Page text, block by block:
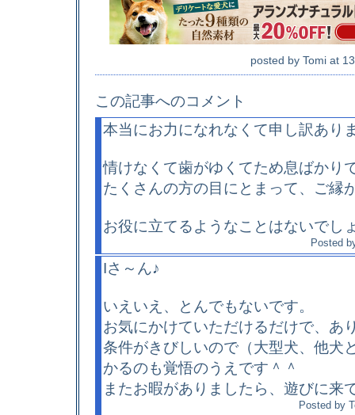
posted by Tomi at
この記事へのコメント
本当にお力になれなくて申し訳あり
情けなくて歯がゆくてため息ばかり
たくさんの方の目にとまって、ご縁
お役に立てるようなことはないでし
Posted
Iさ～ん♪
いえいえ、とんでもないです。
お気にかけていただけるだけで、あ
条件がきびしいので（大型犬、他犬
かるのも覚悟のうえです＾＾
またお暇がありましたら、遊びに来
Posted by